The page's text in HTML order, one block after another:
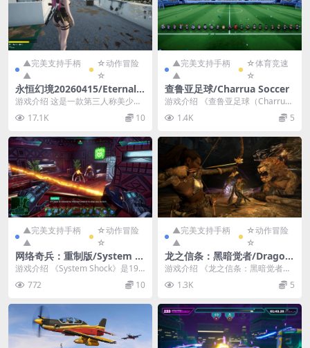
▲完美支持手柄
▲
☆动作冒险
☆
永恒幻境20260415/Eternal
Dreamland Ver20260415
游戏介绍 这是一款第三人称美少女
打僵尸的游戏。包含了射击、换
装、避难所，养成等元...
17.1K 10
▲完美支持手柄
▲
☆体育竞速
☆
查鲁亚足球/Charrua Soccer
游戏介绍 《查鲁亚足球（Charrua
Soccer）》拥有大量的动作和肾上
腺素...
1.4K 5
▲完美支持手柄
▲
☆动作冒险
☆
网络奇兵：重制版/System S
hock
游戏介绍 《System Shock》是199
4年开创性同名游戏的的重制版，现
在...772 10
▲完美支持手柄
▲
☆动作冒险
☆
龙之信条：黑暗觉者/Drago
n's Dogma: Dark Arisen
游戏介绍 《龙之信条：黑暗觉者》
本，游戏中基本上除了...
1.3K 5